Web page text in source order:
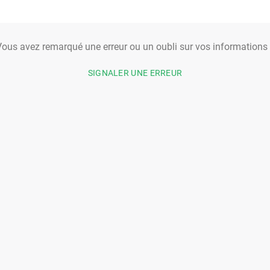
avez remarqué une erreur ou un oubli sur vos informations
SIGNALER UNE ERREUR